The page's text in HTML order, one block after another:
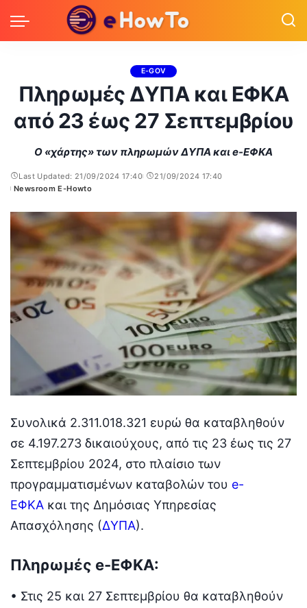
E-GOV
Πληρωμές ΔΥΠΑ και ΕΦΚΑ
από 23 έως 27 Σεπτεμβρίου
Ο «χάρτης» των πληρωμών ΔΥΠΑ και e-ΕΦΚΑ
Last Updated: 21/09/2024 17:40
21/09/2024 17:40
Posted
Newsroom E-Howto
Συνολικά 2.311.018.321 ευρώ θα καταβληθούν
σε 4.197.273 δικαιούχους, από τις 23 έως τις 27
Σεπτεμβρίου 2024, στο πλαίσιο των
προγραμματισμένων καταβολών του e-
ΕΦΚΑ και της Δημόσιας Υπηρεσίας
Απασχόλησης (ΔΥΠΑ).
Πληρωμές e-ΕΦΚΑ:
• Στις 25 και 27 Σεπτεμβρίου θα καταβληθούν